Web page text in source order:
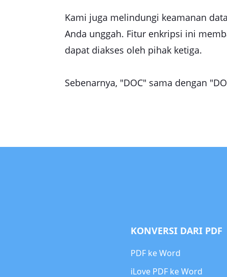
Kami juga melindungi keamanan
Anda unggah. Fitur enkripsi ini
dapat diakses oleh pihak ketiga.
Sebenarnya, "DOC" sama dengan
KONVERSI DARI PDF
PDF ke Word
iLove PDF ke Word